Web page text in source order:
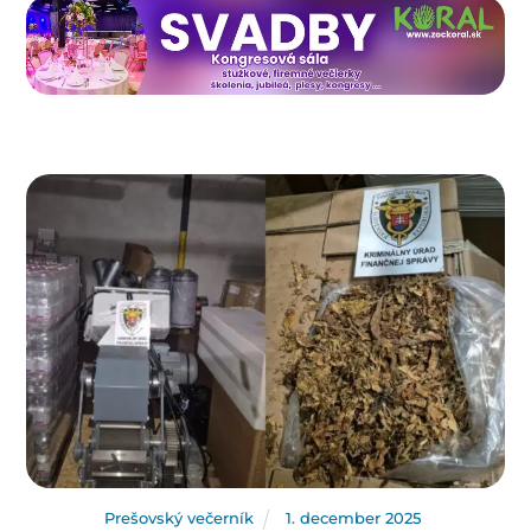
Prešovský večerník 1. december 2025